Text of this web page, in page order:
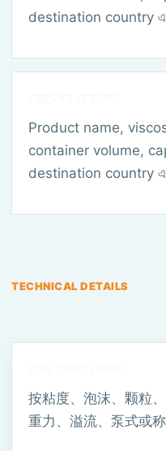
destination country
Product name,
container volume,
destination country
TECHNICAL DETAILS
按粘度、泡沫、颗粒
重力、溢流、泵式或称